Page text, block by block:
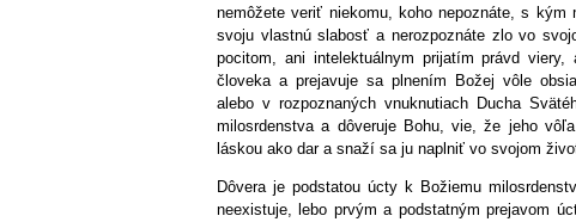
nemôžete veriť niekomu, koho nepoznáte, s kým
svoju vlastnú slabosť a nerozpoznáte zlo vo
pocitom, ani intelektuálnym prijatím právd
človeka a prejavuje sa plnením Božej vôle
alebo v rozpoznaných vnuknutiach Ducha
milosrdenstva a dôveruje Bohu, vie, že jeho
láskou ako dar a snaží sa ju naplniť vo svojom
Dôvera je podstatou úcty k Božiemu
neexistuje, lebo prvým a podstatným prejavom